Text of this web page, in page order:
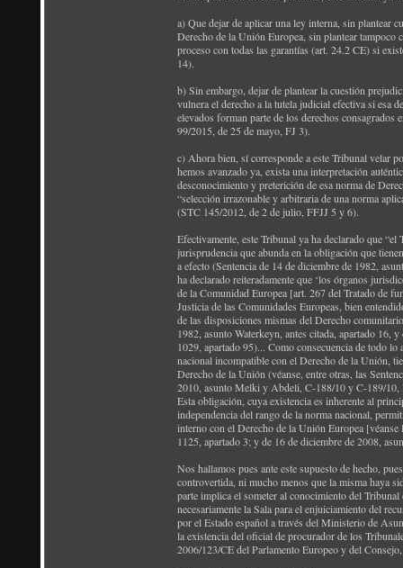
a) Que dejar de aplicar una ley interna, sin plantear
Derecho de la Unión Europea, sin plantear tampoco
proceso con todas las garantías (art. 24.2 CE) si
14).
b) Sin embargo, dejar de plantear la cuestión
vulnera el derecho a la tutela judicial efectiva si esa
elevados forman parte de los derechos
99/2015, de 25 de mayo, FJ 3).
c) Ahora bien, sí corresponde a este Tribunal velar
hemos avanzado ya, exista una interpretación
desconocimiento y preterición de esa norma de
“selección irrazonable y arbitraria de una norma
(STC 145/2012, de 2 de julio, FFJJ 5 y 6).
Efectivamente, este Tribunal ya ha declarado que
jurisprudencia que abunda en la obligación que
a efecto (Sentencia de 14 de diciembre de 1982,
ha declarado reiteradamente que ‘los órganos
de la Comunidad Europea [art. 267 del Tratado de
Justicia de las Comunidades Europeas, bien
de las disposiciones mismas del Derecho
1982, asunto Waterkeyn, antes citada, apartado
1029, apartado 95)... Como consecuencia de todo
nacional incompatible con el Derecho de la Unión,
Derecho de la Unión (véanse, entre otras, las
2010, asunto Melki y Abdeli, C-188/10 y C-189/10,
Esta obligación, cuya existencia es inherente al
independencia del rango de la norma nacional,
interno con el Derecho de la Unión Europea
1125, apartado 3; y de 16 de diciembre de 2008,
Nos hallamos pues ante este supuesto de hecho,
controvertida, ni mucho menos que la misma haya
parte implica el someter al conocimiento del
necesariamente la Sala para el enjuiciamiento del
por el Estado español a través del Ministerio de
la existencia del oficial de procurador de los
2006/123/CE del Parlamento Europeo y del